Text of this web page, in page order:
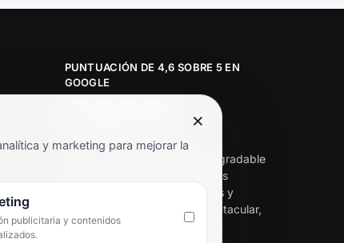
PUNTUACIÓN DE 4,6 SOBRE 5 EN
GOOGLE
★★★★★
«Servicio de calidad y trato agradable
con precios excelentes. Hemos
comprado en varias ocasiones y
siempre dan respuesta. Espectacular,
servicio de 10.»
×
y marketing para mejorar la
publicitaria y contenidos